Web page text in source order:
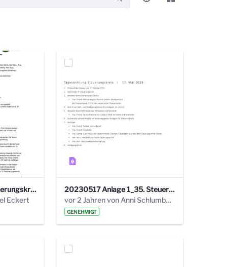
24_4_3 Protokoll Steuerungskreis.pdf
Eckert
20230517 Anlage 1_35. Steuerungskreis.pdf
vor 2 Jahren von Anni Schlumberger
GENEHMIGT